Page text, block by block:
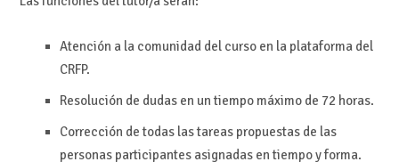
Atención a la comunidad del curso en la plataforma del
CRFP.
Resolución de dudas en un tiempo máximo de 72 horas.
Corrección de todas las tareas propuestas de las
personas participantes asignadas en tiempo y forma.